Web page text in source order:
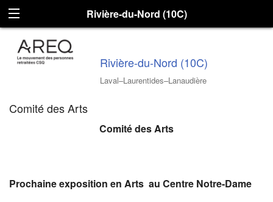
Rivière-du-Nord (10C)
Rivière-du-Nord (10C)
Laval–Laurentides–Lanaudière
Comité des Arts
Comité des Arts
Prochaine exposition en Arts au Centre Notre-Dame